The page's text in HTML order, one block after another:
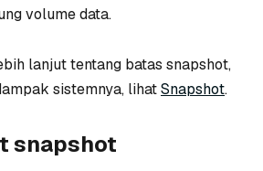
volume data.
lanjut tentang batas snapshot,
sistemnya, lihatSnapshot.
snapshot